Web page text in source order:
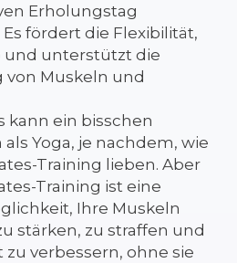
Erholungstag
fördert die Flexibilität,
und unterstützt die
Muskeln und
kann ein bisschen
Yoga, je nachdem, wie
Training lieben. Aber
Training ist eine
Ihre Muskeln
stärken, zu straffen und
zu verbessern, ohne sie